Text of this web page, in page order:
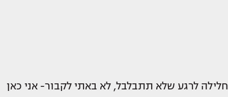
חלילה לרגע שלא תתבלבל, לא באתי לקבור- אני כאן